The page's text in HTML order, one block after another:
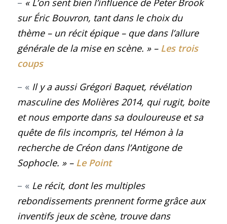
– « L’on sent bien l’influence de Peter Brook
sur Éric Bouvron, tant dans le choix du
thème – un récit épique – que dans l’allure
générale de la mise en scène. » – Les trois
coups
– « Il y a aussi Grégori Baquet, révélation
masculine des Molières 2014, qui rugit, boite
et nous emporte dans sa douloureuse et sa
quête de fils incompris, tel Hémon à la
recherche de Créon dans l’Antigonede
Sophocle. » – Le Point
– « Le récit, dont les multiples
rebondissements prennent forme grâce aux
inventifs jeux de scène, trouve dans